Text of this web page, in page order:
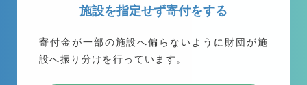
施設を指定せず寄付をする
寄付金が一部の施設へ偏らないように 財団が施
設へ振り分けを行っています。